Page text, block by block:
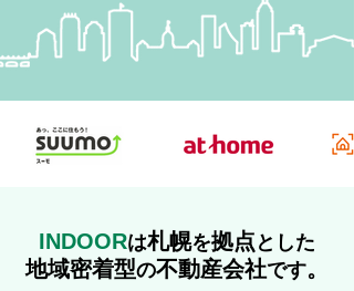
INDOORは札幌を拠点 とした
地域密着型の不動産会社です。